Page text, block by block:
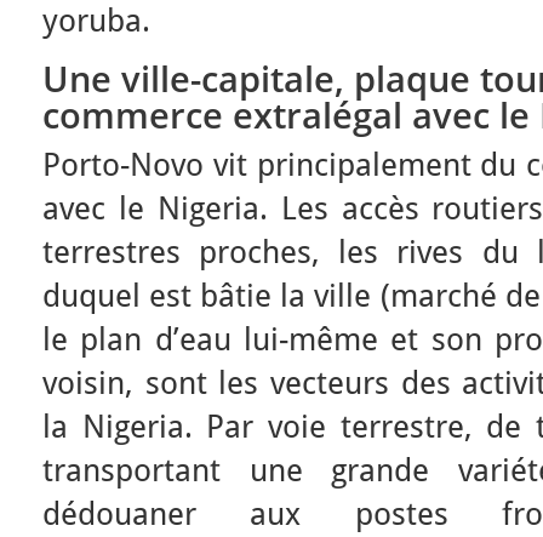
yoruba.
Une ville-capitale, plaque
commerce extralégal avec le
Porto-Novo vit principalement du
avec le Nigeria. Les accès
terrestres proches, les rives du
duquel est bâtie la ville (marché
le plan d’eau lui-même et son
voisin, sont les vecteurs des
la Nigeria. Par voie terrestre, de
transportant une grande
dédouaner aux postes